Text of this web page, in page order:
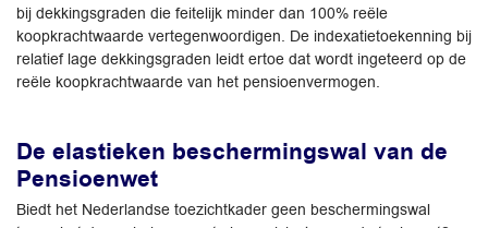
bij dekkingsgraden die feitelijk minder dan 100% reële
koopkrachtwaarde vertegenwoordigen. De indexatietoekenning bij
relatief lage dekkingsgraden leidt ertoe dat wordt ingeteerd op de
reële koopkrachtwaarde van het pensioenvermogen.
De elastieken beschermingswal van de
Pensioenwet
Biedt het Nederlandse toezichtkader geen beschermingswal